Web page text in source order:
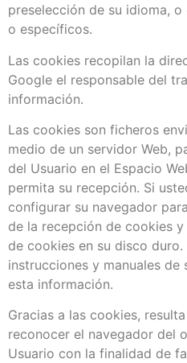
preselección de su idioma,
o específicos.
Las cookies recopilan la
Google el responsable del
información.
Las cookies son ficheros
medio de un servidor Web,
del Usuario en el Espacio
permita su recepción. Si
configurar su navegador
de la recepción de cookies
de cookies en su disco
instrucciones y manuales
esta información.
Gracias a las cookies,
reconocer el navegador del
Usuario con la finalidad de